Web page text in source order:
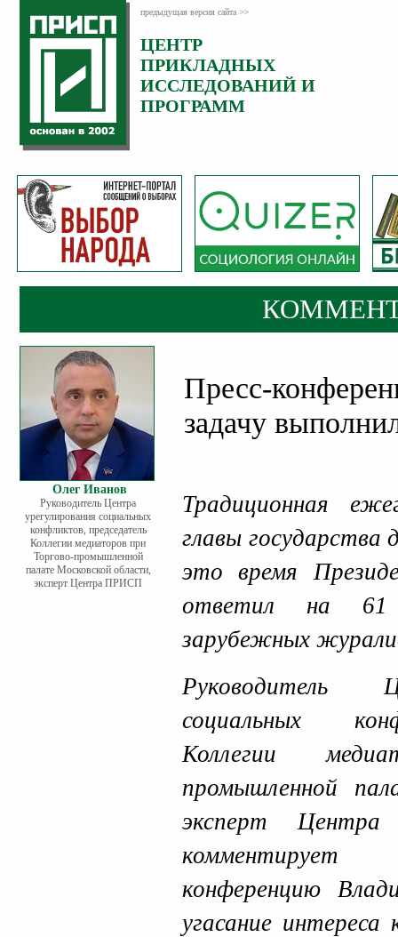
предыдущая версия сайта >>
ЦЕНТР
ПРИКЛАДНЫХ
ИССЛЕДОВАНИЙ И
ПРОГРАММ
Олег Иванов
Руководитель Центра
урегулирования социальных
конфликтов, председатель
Коллегии медиаторов при
Торгово-промышленной
палате Московской области,
эксперт Центра ПРИСП
Пресс-
задачу
Традиционная
главы государства
это время
ответил на 61
зарубежных
Руководитель
социальных
Коллегии
промышленной
эксперт
конференцию
угасание
Категория:
Комментарии